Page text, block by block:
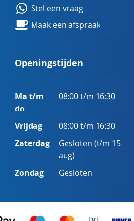
Stel een vraag
Maak een afspraak
Openingstijden
Ma t/m
do
08:00 t/m 16:30
Vrijdag 08:00 t/m 16:30
Zaterdag
Gesloten (t/m 15
aug)
Zondag Gesloten